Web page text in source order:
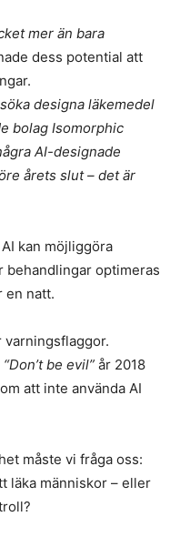
mer än bara
dess potential att
designa läkemedel
bolag Isomorphic
AI-designade
årets slut – det är
kan möjliggöra
behandlingar optimeras
en natt.
varningsflaggor.
“Don’t be evil” år 2018
att inte använda AI
måste vi fråga oss:
läka människor – eller